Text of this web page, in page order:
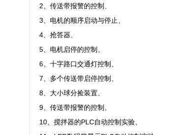
2、传送带报警的控制、
3、电机的顺序启动与停止、
4、抢答器、
5、电机启停的控制、
6、十字路口交通灯控制、
7、多个传送带启停控制、
8、大小球分捡装置、
9、传送带报警的控制、
10、搅拌器的PLC自动控制实验、